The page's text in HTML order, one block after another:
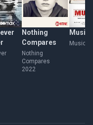
Nothing
Compares
Nothing
Compares
2022
Music
Music